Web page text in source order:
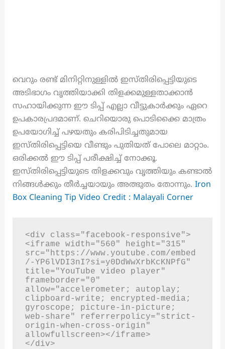
വെറും രണ്ട് മിനിറ്റിനുള്ളിൽ ഇസ്തിരിപ്പെട്ടിയുടെ
അടിഭാഗം വൃത്തിയാക്കി തിളക്കമുള്ളതാക്കാൻ
സഹായിക്കുന്ന ഈ ടിപ്പ് എല്ലാ വീട്ടുകാർക്കും ഏറെ
ഉപകാരപ്രദമാണ്. ചെറിയൊരു പൊടിക്കൈ മാത്രം
ഉപയോഗിച്ച് പഴയതും കരിപിടിച്ചതുമായ
ഇസ്തിരിപ്പെട്ടിയെ വീണ്ടും പുതിയത് പോലെ മാറ്റാം.
ഒരിക്കൽ ഈ ടിപ്പ് പരീക്ഷിച്ച് നോക്കൂ.
ഇസ്തിരിപ്പെട്ടിയുടെ തിളക്കവും വൃത്തിയും കണ്ടാൽ
നിങ്ങൾക്കും തീർച്ചയായും അത്ഭുതം തോന്നും. Iron
Box Cleaning Tip Video Credit : Malayali Corner
<div class="facebook-responsive">
<iframe width="560" height="315"
src="https://www.youtube.com/embed
/-YP6lVDI3nI?si=y0DdWwXrbKcKNPfG"
title="YouTube video player"
frameborder="0"
allow="accelerometer; autoplay;
clipboard-write; encrypted-media;
gyroscope; picture-in-picture;
web-share" referrerpolicy="strict-
origin-when-cross-origin"
allowfullscreen></iframe>
</div>